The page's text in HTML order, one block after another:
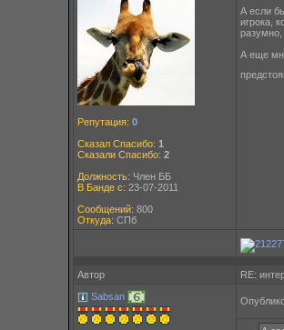
Репутация: 0
Сказал Спасибо: 1
Сказали Спасибо: 2
Должность: Член ББ
В Банде с: 23-07-2011
Сообщений: 800
Откуда: СПб
А если
игрока,
А еще
Автор
RE:
Sabsan